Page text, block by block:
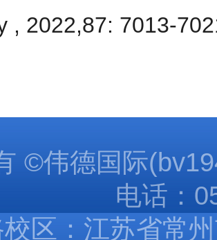
, 2022,87: 7013-
©伟德国际
电话：
区：江苏省常